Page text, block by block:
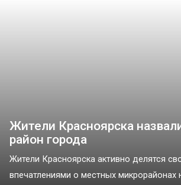
Жители Красноярска
район города
Жители Красноярска активно делятся
впечатлениями о местных микрорайонах